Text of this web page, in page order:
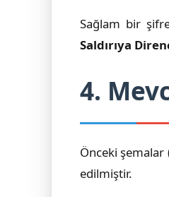
Sağlam bir
Saldırıya
4.
Önceki şemalar
edilmiştir.